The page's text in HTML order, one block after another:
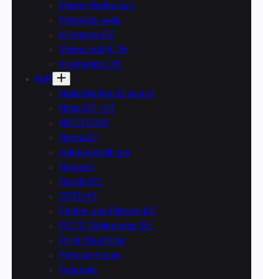
Meiers Weltreisen
MeinAuto 🚗de
Milestone DE
Motoscout24 CH
myvitamins DE
N-R
Netto Marken-Discount
Ninja DE / AT
NKD DE/AT
Norma24
notebooksbilliger
Novasol
Opodo DE
OTTO AT
Parken und Fliegen DE
POCO Onlineshop DE
Pollin Electronic
Prestige Home
Prophete